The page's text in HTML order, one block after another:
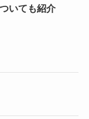
いても紹介